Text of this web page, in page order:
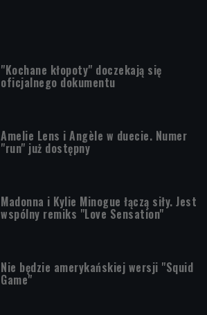
"Kochane kłopoty" doczekają się
oficjalnego dokumentu
Amelie Lens i Angèle w duecie. Numer
"run" już dostępny
Madonna i Kylie Minogue łączą siły. Jest
wspólny remiks "Love Sensation"
Nie będzie amerykańskiej wersji "Squid
Game"